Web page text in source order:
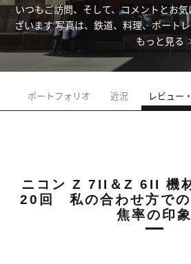
いつもご訪問、そして、コメントとお
ざいます 写真は、鉄道、料理、ポート
もっと見る
ポートフォリオ 近況 レビュー
ニコン Z 7II＆Z 6II 機
20回 私の合わせ方で
焦率の印象